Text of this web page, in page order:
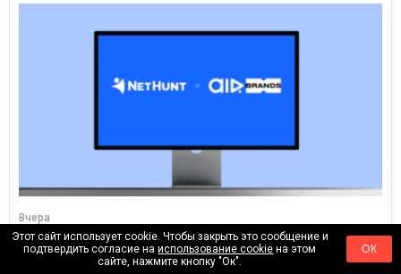
Вчера
Как настроить процессы для агентства: опыт AIR Brands в
NetHunt CRM
Этот сайт использует cookie. Чтобы закрыть это сообщение и
подтвердить согласие наиспользование cookie на этом
сайте, нажмите кнопку "Ок".
ОК